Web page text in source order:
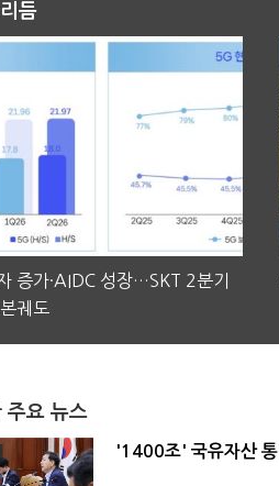
듬
증가·AIDC 성장…SKT 2분기
궤도
주요 뉴스
'1400조' 국유자산